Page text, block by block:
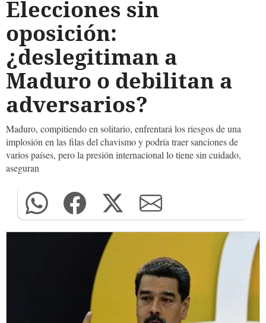
Elecciones sin
oposición:
¿deslegitiman a
Maduro o debilitan a
adversarios?
Maduro, compitiendo en solitario, enfrentará los riesgos de una
implosión en las filas del chavismo y podría traer sanciones de
varios países, pero la presión internacional lo tiene sin cuidado,
aseguran